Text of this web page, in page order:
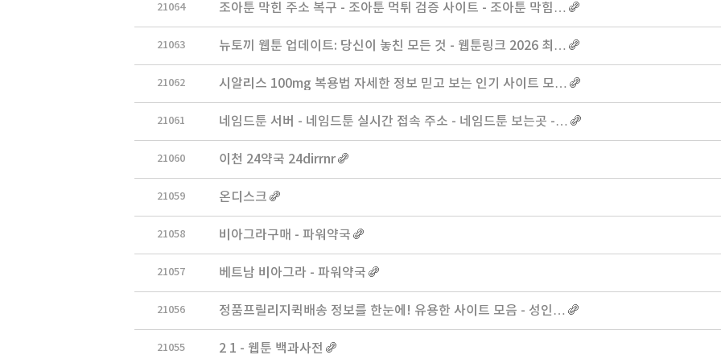
21064 조아툰 막힌 주소 복구 - 조아툰 먹튀 검증 사이트 - 조아툰 막힘…
21063 뉴토끼 웹툰 업데이트: 당신이 놓친 모든 것 - 웹툰링크 2026 최…
21062 시­알리스 100mg 복용법 자세한 정보 믿고 보는 인기 사이트 모…
21061 네임드툰 서버 - 네임드툰 실시간 접속 주소 - 네임드툰 보는곳 -…
21060 이천 24약국 24dirrnr
21059 온디스크
21058 비아그라구매 - 파워약국
21057 베트남 비아그라 - 파워약국
21056 정품프릴리지퀵배송 정보를 한눈에! 유용한 사이트 모음 - 성인…
21055 2 1 - 웹툰 백과사전